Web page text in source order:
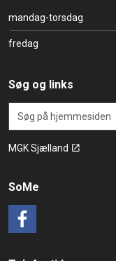
mandag-torsdag
fredag
Søg og links
MGK Sjælland
SoMe